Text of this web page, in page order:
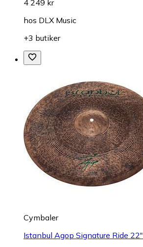
4 249 kr
hos DLX Music
+3 butiker
Cymbaler
Istanbul Agop Signature Ride 22"